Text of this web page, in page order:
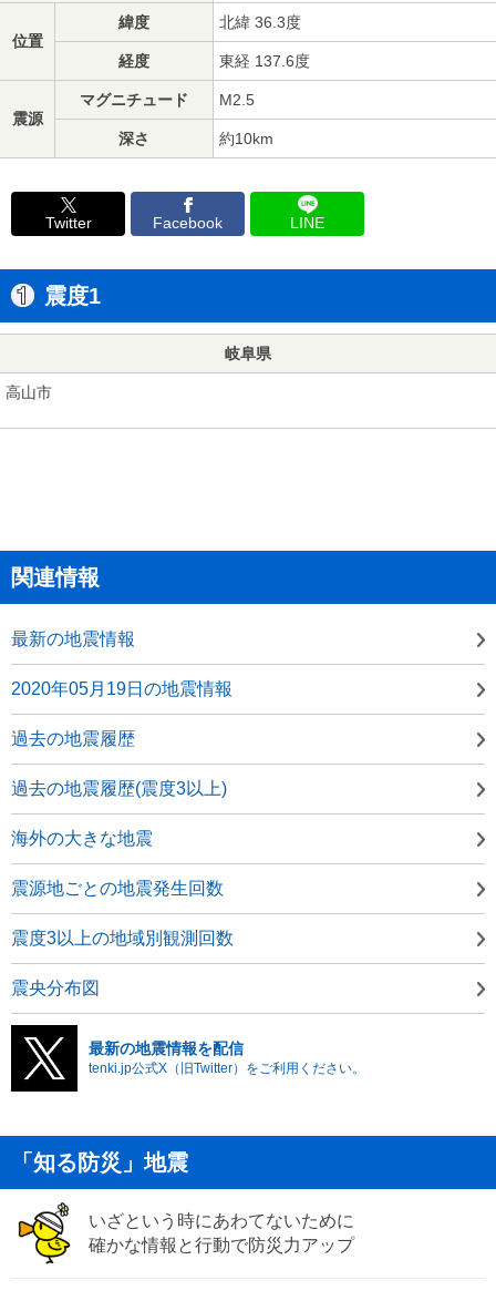
位置
緯度 北緯 36.3度
経度 東経 137.6度
震源
マグニチュード M2.5
深さ 約10km
Twitter Facebook LINE
震度1
岐阜県
高山市
関連情報
最新の地震情報
2020年05月19日の地震情報
過去の地震履歴
過去の地震履歴(震度3以上)
海外の大きな地震
震源地ごとの地震発生回数
震度3以上の地域別観測回数
震央分布図
最新の地震情報を配信
tenki.jp公式X（旧Twitter）をご利用ください。
「知る防災」地震
いざという時にあわてないために
確かな情報と行動で防災力アップ